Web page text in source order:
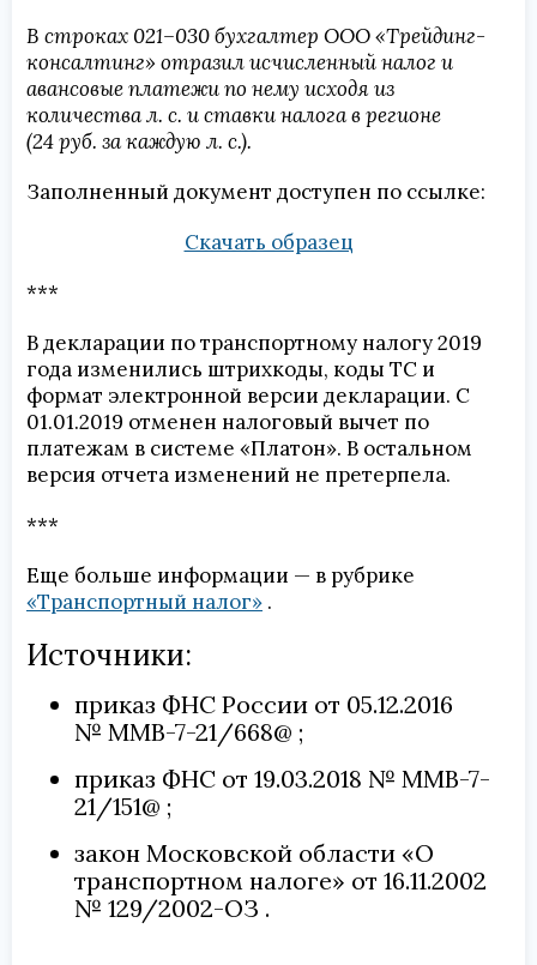
В строках 021–030 бухгалтер ООО «Трейдинг-
консалтинг» отразил исчисленный налог и
авансовые платежи по нему исходя из
количества л. с. и ставки налога в регионе
(24 руб. за каждую л. с.).
Заполненный документ доступен по ссылке:
Скачать образец
***
В декларации по транспортному налогу 2019
года изменились штрихкоды, коды ТС и
формат электронной версии декларации. С
01.01.2019 отменен налоговый вычет по
платежам в системе «Платон». В остальном
версия отчета изменений не претерпела.
***
Еще больше информации — в рубрике
«Транспортный налог» .
Источники:
приказ ФНС России от 05.12.2016
№ ММВ-7-21/668@
приказ ФНС от 19.03.2018 № ММВ-7-
21/151@
закон Московской области «О
транспортном налоге» от 16.11.2002
№ 129/2002-ОЗ